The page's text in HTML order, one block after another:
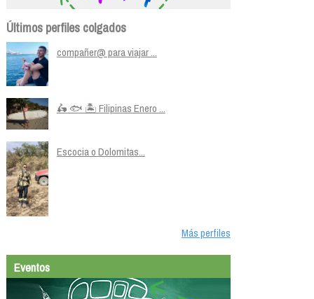
Últimos perfiles colgados
compañer@ para viajar ...
🛵 🐟 🏝️ Filipinas Enero ...
Escocia o Dolomitas...
Más perfiles
Eventos